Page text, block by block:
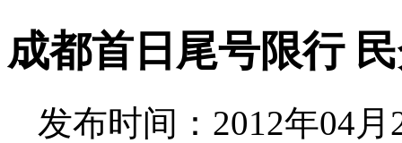
成都首日尾号限行
发布时间：2012年04月